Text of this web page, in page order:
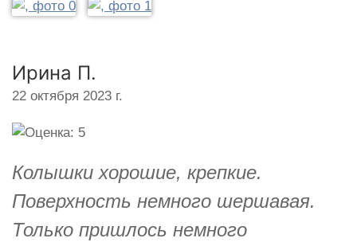
Ирина П.
22 октября 2023 г.
Колышки хорошие, крепкие.
Поверхность немного шершавая.
Только пришлось немного